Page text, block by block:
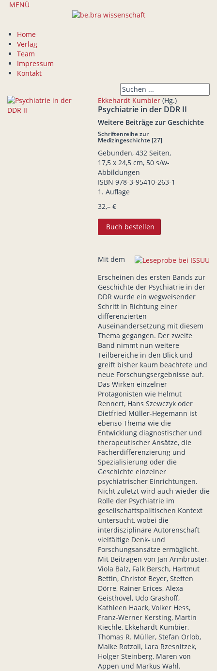
MENÜ
Home
Verlag
Team
Impressum
Kontakt
Ekkehardt Kumbier(Hg.)
Psychiatrie in der DDR II
Weitere Beiträge zur Geschichte
Schriftenreihe zur
Medizingeschichte [27]
Gebunden, 432 Seiten,
17,5 x 24,5 cm, 50 s/w-
Abbildungen
ISBN 978-3-95410-263-1
1. Auflage
32,– €
Buch bestellen
Mit dem
Erscheinen des ersten Bands zur
Geschichte der Psychiatrie in der
DDR wurde ein wegweisender
Schritt in Richtung einer
differenzierten
Auseinandersetzung mit diesem
Thema gegangen. Der zweite
Band nimmt nun weitere
Teilbereiche in den Blick und
greift bisher kaum beachtete und
neue Forschungsergebnisse auf.
Das Wirken einzelner
Protagonisten wie Helmut
Rennert, Hans Szewczyk oder
Dietfried Müller-Hegemann ist
ebenso Thema wie die
Entwicklung diagnostischer und
therapeutischer Ansätze, die
Fächerdifferenzierung und
Spezialisierung oder die
Geschichte einzelner
psychiatrischer Einrichtungen.
Nicht zuletzt wird auch wieder die
Rolle der Psychiatrie im
gesellschaftspolitischen Kontext
untersucht, wobei die
interdisziplinäre Autorenschaft
vielfältige Denk- und
Forschungsansätze ermöglicht.
Mit Beiträgen von Jan Armbruster,
Viola Balz, Falk Bersch, Hartmut
Bettin, Christof Beyer, Steffen
Dörre, Rainer Erices, Alexa
Geisthövel, Udo Grashoff,
Kathleen Haack, Volker Hess,
Franz-Werner Kersting, Martin
Kiechle, Ekkehardt Kumbier,
Thomas R. Müller, Stefan Orlob,
Maike Rotzoll, Lara Rzesnitzek,
Holger Steinberg, Maren von
Appen und Markus Wahl.